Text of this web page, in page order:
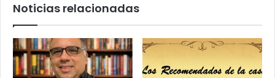
Noticias relacionadas